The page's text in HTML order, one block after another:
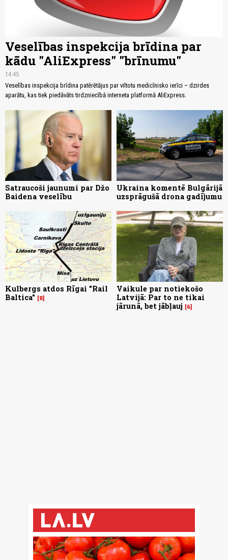
Veselības inspekcija brīdina par
kādu "AliExpress" "brīnumu"
14:45
Veselības inspekcija brīdina patērētājus par viltotu medicīnisko ierīci – dzirdes
aparātu, kas tiek piedāvāts tirdzniecībā interneta platformā AliExpress.
Satraucoši jaunumi par Džo
Baidena veselību
Ukraina komentē Bulgārijā
uzsprāgušā drona gadījumu
Kulbergs atdos Rīgai "Rail
Baltica"
8
Vaikule par notiekošo
Latvijā: Par to ne tikai
jārunā, bet jābļauj
6